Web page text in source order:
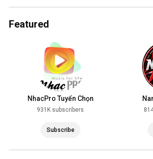
Featured
NhacPro Tuyển Chọn
931K subscribers
Subscribe